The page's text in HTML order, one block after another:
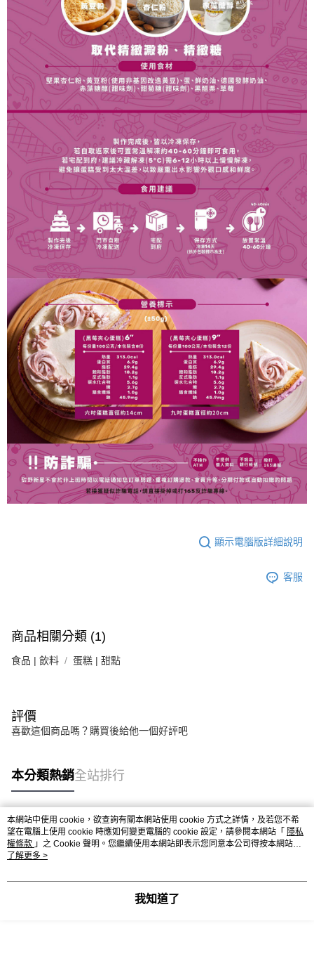
「AFTEE先享後付」，若未經同意申辦者引起之損失，本公司不負相關責
任。
４．使用「AFTEE先享後付」時，將依據個別帳號之用戶狀況，依本公司即
時審查核予不同之上限額度；若仍有額度不足之情形，本公司將視審查結果
請求用戶進行身份認證。
５．嚴禁一人註冊多個帳號或使用他人資訊註冊。若發現惡意使用之情形，
恩沛科技股份有限公司將有權停止該用戶之使用額度並採取法律行動。
顯示電腦版詳細說明
客服
商品相關分類 (1)
食品 | 飲料 蛋糕 | 甜點
評價
喜歡這個商品嗎？購買後給他一個好評吧
本分類熱銷全站排行
熱門標籤
本網站中使用 cookie，欲查詢有關本網站使用 cookie 方式之詳情，及若您不希
望在電腦上使用 cookie 時應如何變更電腦的 cookie 設定，請參閱本網站「 隱私
權條款 」之 Cookie 聲明。您繼續使用本網站即表示您同意本公司得按本網站使
用條款之 Cookie 聲明使用 cookie。
了解更多 >
我知道了